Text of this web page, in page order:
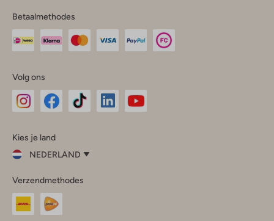
Betaalmethodes
Volg ons
InstagramFacebook
Kies je land
NEDERLAND
je
land
Nederland
Verzendmethodes